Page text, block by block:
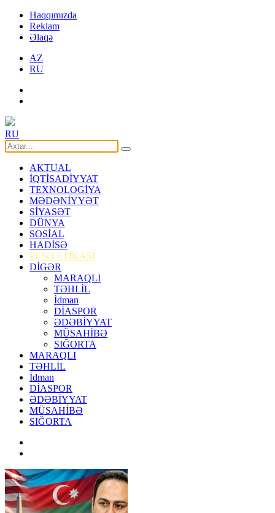
Haqqımızda
Reklam
Əlaqə
AZ
RU
RU
AKTUAL
İQTİSADİYYAT
TEXNOLOGİYA
MƏDƏNİYYƏT
SİYASƏT
DÜNYA
SOSİAL
HADİSƏ
PEŞƏ ETİKASI
DİGƏR
MARAQLI
TƏHLİL
İdman
DİASPOR
ƏDƏBİYYAT
MÜSAHİBƏ
SIĞORTA
MARAQLI
TƏHLİL
İdman
DİASPOR
ƏDƏBİYYAT
MÜSAHİBƏ
SIĞORTA